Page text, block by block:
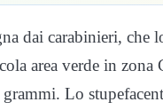
dai carabinieri, che
area verde in
Lo